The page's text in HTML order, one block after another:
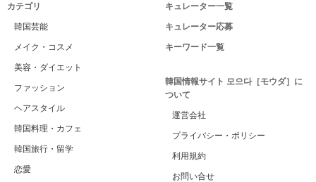
カテゴリ
韓国芸能
メイク・コスメ
美容・ダイエット
ファッション
ヘアスタイル
韓国料理・カフェ
韓国旅行・留学
恋愛
キュレーター一覧
キュレーター応募
キーワード一覧
韓国情報サイト 모으다［モウダ］に
ついて
運営会社
プライバシー・ポリシー
利用規約
お問い合せ